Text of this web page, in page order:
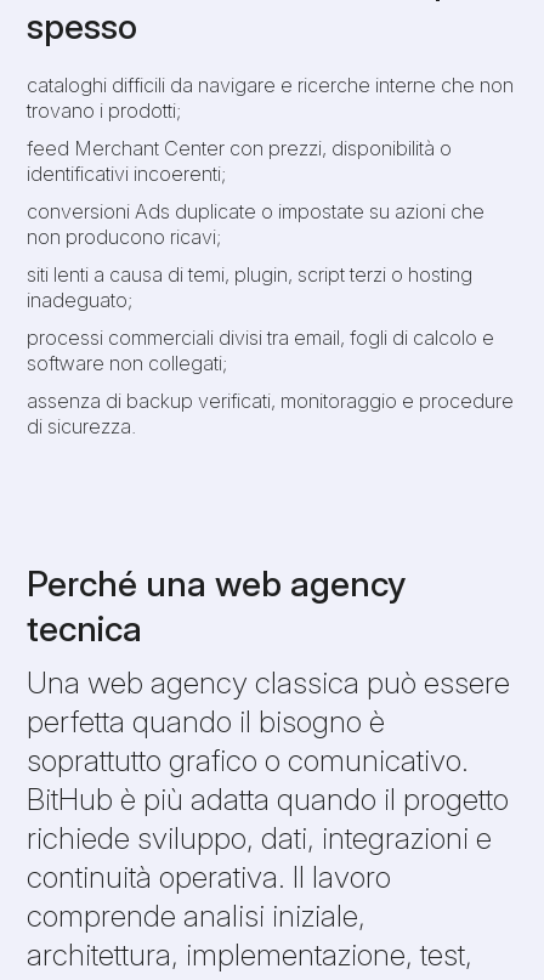
spesso
cataloghi difficili da navigare e ricerche interne che non
trovano i prodotti;
feed Merchant Center con prezzi, disponibilità o
identificativi incoerenti;
conversioni Ads duplicate o impostate su azioni che
non producono ricavi;
siti lenti a causa di temi, plugin, script terzi o hosting
inadeguato;
processi commerciali divisi tra email, fogli di calcolo e
software non collegati;
assenza di backup verificati, monitoraggio e procedure
di sicurezza.
Perché una web agency
tecnica
Una web agency classica può essere
perfetta quando il bisogno è
soprattutto grafico o comunicativo.
BitHub è più adatta quando il progetto
richiede sviluppo, dati, integrazioni e
continuità operativa. Il lavoro
comprende analisi iniziale,
architettura, implementazione, test,